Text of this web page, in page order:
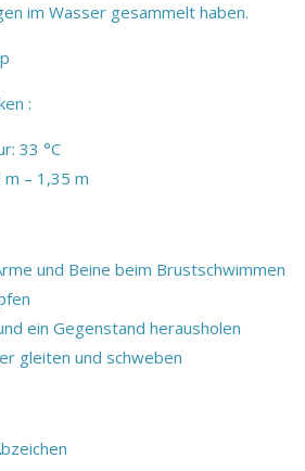
im Wasser gesammelt haben.
:
33 °C
– 1,35 m
und Beine beim Brustschwimmen
ein Gegenstand herausholen
gleiten und schweben